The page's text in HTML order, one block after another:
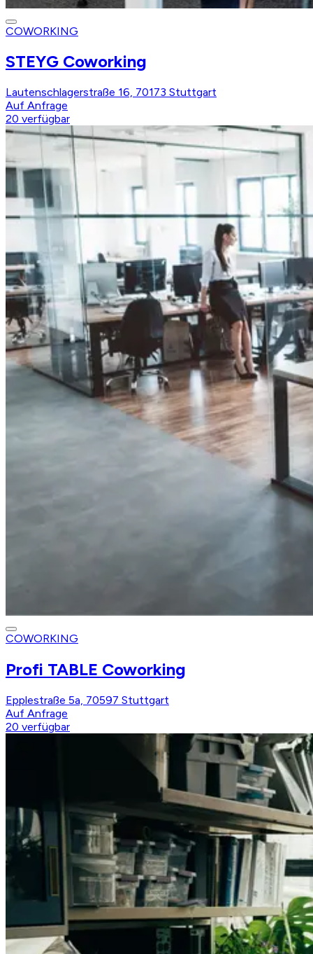
COWORKING
STEYG Coworking
Lautenschlagerstraße 16, 70173 Stuttgart
Auf Anfrage
20 verfügbar
COWORKING
Profi TABLE Coworking
Epplestraße 5a, 70597 Stuttgart
Auf Anfrage
20 verfügbar